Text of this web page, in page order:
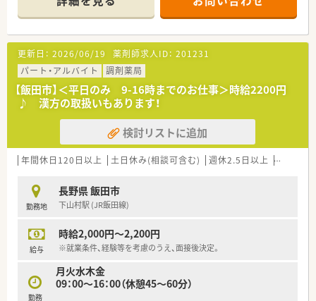
更新日： 2026/06/19 薬剤師求人ID： 201231
パート・アルバイト
調剤薬局
【飯田市】＜平日のみ 9-16時までのお仕事＞時給2200円
♪ 漢方の取扱いもあります！
検討リストに追加
年間休日120日以上 土日休み(相談可含む) 週休2.5日以上 週32h以
勤務地
長野県 飯田市
下山村駅 (JR飯田線)
給与
時給2,000円～2,200円
※就業条件、経験等を考慮のうえ、面接後決定。
勤務
月火水木金
09：00～16：00（休憩45～60分）